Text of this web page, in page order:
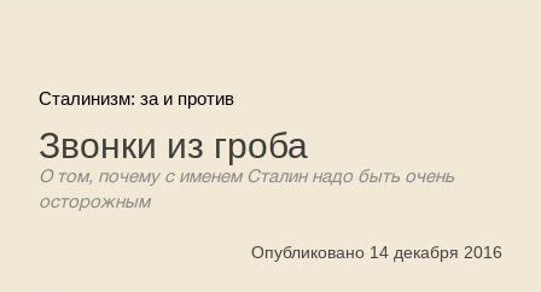
Сталинизм: за и против
Звонки из гроба
О том, почему с именем Сталин надо быть очень
осторожным
Опубликовано 14 декабря 2016